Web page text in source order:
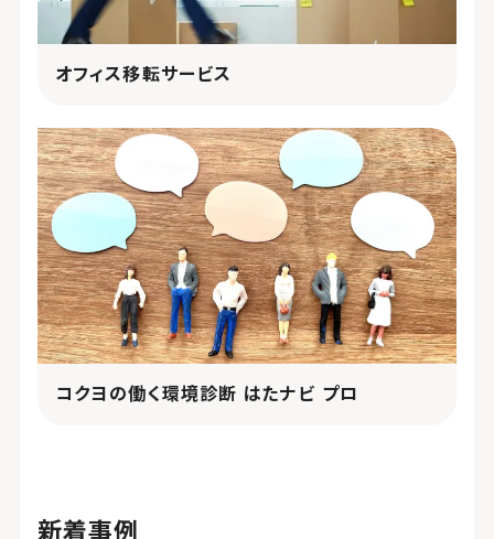
オフィス移転サービス
コクヨの働く環境診断 はたナビ プロ
新着事例